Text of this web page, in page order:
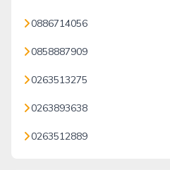
0886714056
0858887909
0263513275
0263893638
0263512889